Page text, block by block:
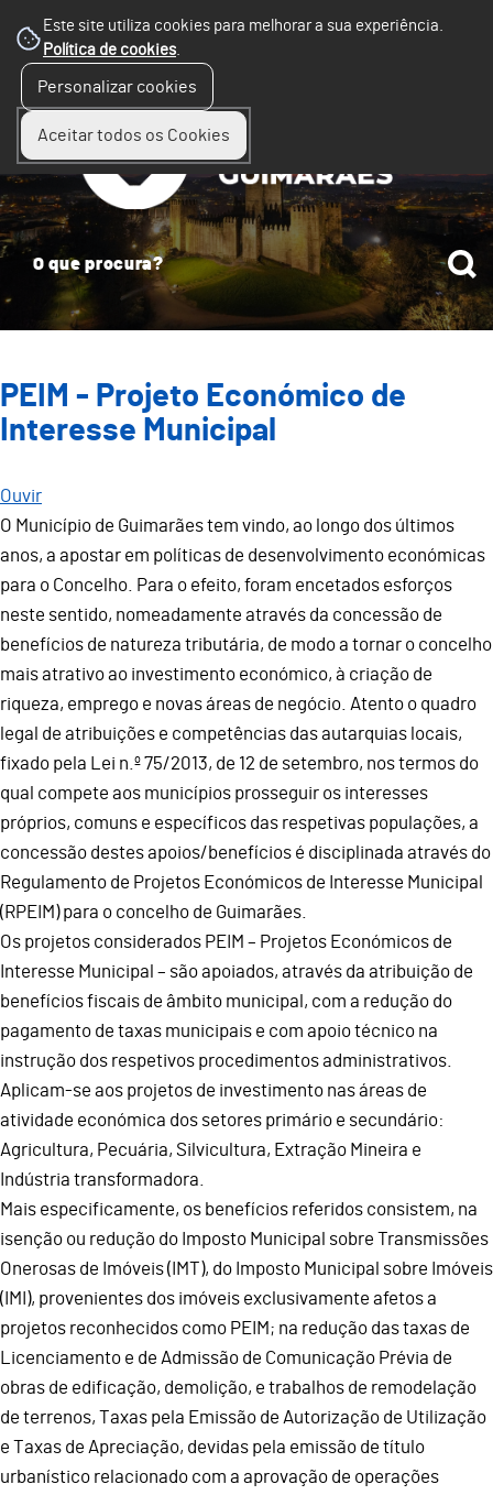
Este site utiliza cookies para melhorar a sua experiência.
Política de cookies.
Personalizar cookies
Aceitar todos os Cookies
PEIM - Projeto Económico de
Interesse Municipal
Ouvir
O Município de Guimarães tem vindo, ao longo dos últimos
anos, a apostar em políticas de desenvolvimento económicas
para o Concelho. Para o efeito, foram encetados esforços
neste sentido, nomeadamente através da concessão de
benefícios de natureza tributária, de modo a tornar o concelho
mais atrativo ao investimento económico, à criação de
riqueza, emprego e novas áreas de negócio. Atento o quadro
legal de atribuições e competências das autarquias locais,
fixado pela Lei n.º 75/2013, de 12 de setembro, nos termos do
qual compete aos municípios prosseguir os interesses
próprios, comuns e específicos das respetivas populações, a
concessão destes apoios/benefícios é disciplinada através do
Regulamento de Projetos Económicos de Interesse Municipal
(RPEIM) para o concelho de Guimarães.
Os projetos considerados PEIM – Projetos Económicos de
Interesse Municipal – são apoiados, através da atribuição de
benefícios fiscais de âmbito municipal, com a redução do
pagamento de taxas municipais e com apoio técnico na
instrução dos respetivos procedimentos administrativos.
Aplicam-se aos projetos de investimento nas áreas de
atividade económica dos setores primário e secundário:
Agricultura, Pecuária, Silvicultura, Extração Mineira e
Indústria transformadora.
Mais especificamente, os benefícios referidos consistem, na
isenção ou redução do Imposto Municipal sobre Transmissões
Onerosas de Imóveis (IMT), do Imposto Municipal sobre Imóveis
(IMI), provenientes dos imóveis exclusivamente afetos a
projetos reconhecidos como PEIM; na redução das taxas de
Licenciamento e de Admissão de Comunicação Prévia de
obras de edificação, demolição, e trabalhos de remodelação
de terrenos, Taxas pela Emissão de Autorização de Utilização
e Taxas de Apreciação, devidas pela emissão de título
urbanístico relacionado com a aprovação de operações